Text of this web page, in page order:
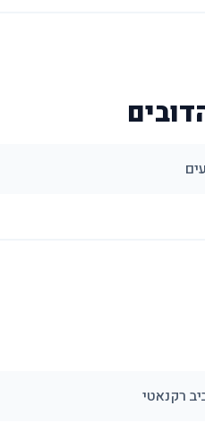
רקנאטי